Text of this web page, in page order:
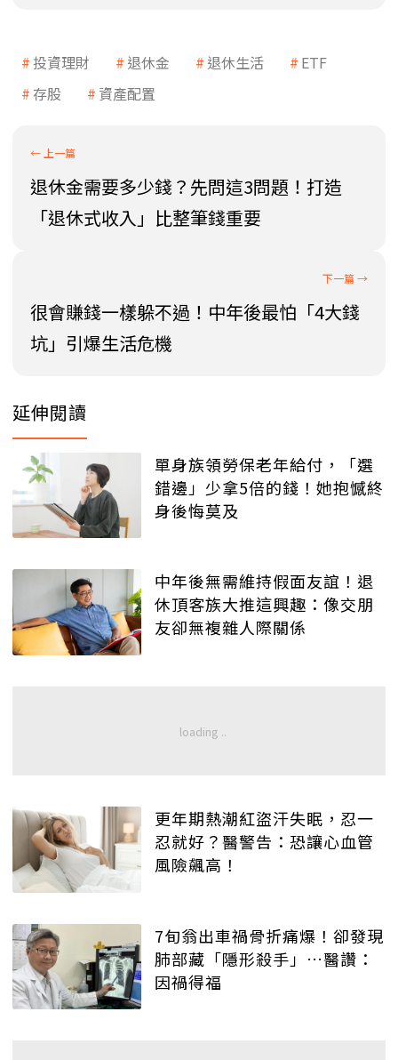
投資理財 退休金 退休生活
ETF
存股
資產配置
退休金需要多少錢？先問這3問題！打造
「退休式收入」比整筆錢重要
很會賺錢一樣躲不過！中年後最怕「4大錢
坑」引爆生活危機
延伸閱讀
單身族領勞保老年給付，「選
錯邊」少拿5倍的錢！她抱憾終
身後悔莫及
中年後無需維持假面友誼！退
休頂客族大推這興趣：像交朋
友卻無複雜人際關係
更年期熱潮紅盜汗失眠，忍一
忍就好？醫警告：恐讓心血管
風險飆高！
7旬翁出車禍骨折痛爆！卻發現
肺部藏「隱形殺手」…醫讚：
因禍得福